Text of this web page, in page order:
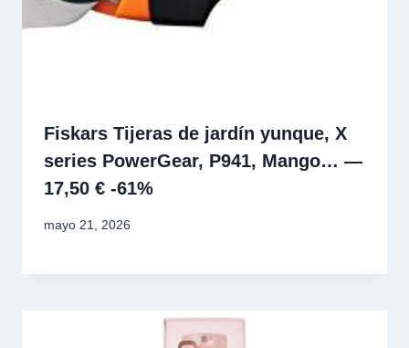
Fiskars Tijeras de jardín yunque, X
series PowerGear, P941, Mango… —
17,50 € -61%
mayo 21, 2026